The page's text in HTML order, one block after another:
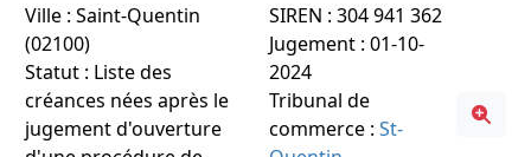
Ville : Saint-Quentin
(02100)
Statut : Liste des
créances nées après le
jugement d'ouverture
SIREN : 304 941 362
Jugement : 01-10-
2024
Tribunal de
commerce :St-